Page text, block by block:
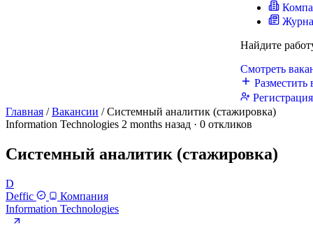
Найдите
Смотреть
Разместить
Главная / Вакансии / Системный аналитик (стажировка)
Information Technologies 2 months назад · 0 откликов
Системный аналитик (стажировка)
D
Deffic
Компания
Information Technologies